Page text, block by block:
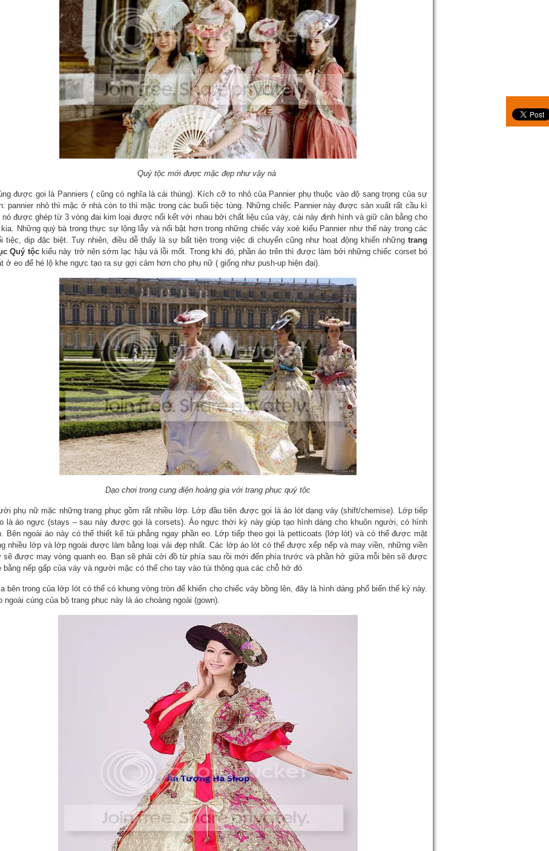
Quý tộc mới được mặc đẹp như vậy nà
được goi là Panniers ( cũng có nghĩa là cái thúng). Kích cỡ to nhỏ của Pannier phụ thuộc vào độ sang trọng của sự
pannier nhỏ thì mặc ở nhà còn to thì mặc trong các buổi tiệc tùng. Những chiếc Pannier này được sản xuất rất cầu kì
nó được ghép từ 3 vòng đai kim loại được nối kết với nhau bởi chất liệu của váy, cái này định hình và giữ cân bằng cho
Những quý bà trong thực sự lộng lẫy và nổi bật hơn trong những chiếc váy xoè kiểu Pannier như thế này trong các
tiệc, dịp đặc biệt. Tuy nhiên, điều dễ thấy là sự bất tiện trong việc di chuyển cũng như hoạt động khiến những trang
Quý tộckiểu này trở nên sớm lạc hậu và lỗi mốt. Trong khi đó, phần áo trên thì được làm bởi những chiếc corset bó
ở eo để hé lộ khe ngực tạo ra sự gợi cảm hơn cho phụ nữ ( giống như push-up hiện đại).
Dạo chơi trong cung điện hoàng gia với trang phục quý tộc
phụ nữ mặc những trang phục gồm rất nhiều lớp. Lớp đầu tiên được gọi là áo lót dạng váy (shift/chemise). Lớp tiếp
là áo ngực (stays – sau này được gọi là corsets). Áo ngực thời kỳ này giúp tạo hình dáng cho khuôn người, có hình
Bên ngoài áo này có thể thiết kế túi phẳng ngay phần eo. Lớp tiếp theo gọi là petticoats (lớp lót) và có thể được mặt
nhiều lớp và lớp ngoài được làm bằng loại vải đẹp nhất. Các lớp áo lót có thể được xếp nếp và may viền, những viền
sẽ được may vòng quanh eo. Bạn sẽ phải cởi đồ từ phía sau rồi mới đến phía trước và phần hở giữa mỗi bên sẽ được
bằng nếp gấp của váy và người mặc có thể cho tay vào túi thông qua các chỗ hở đó
bên trong của lớp lót có thể có khung vòng tròn để khiến cho chiếc váy bồng lên, đây là hình dáng phổ biến thế kỷ này.
ngoài cùng của bộ trang phục này là áo choàng ngoài (gown).